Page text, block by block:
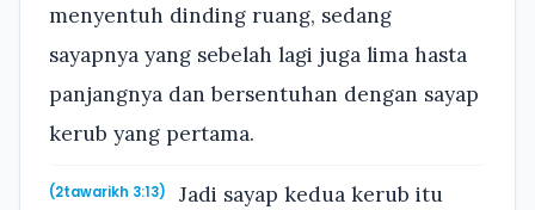
menyentuh dinding ruang, sedang
sayapnya yang sebelah lagi juga lima hasta
panjangnya dan bersentuhan dengan sayap
kerub yang pertama.
(2tawarikh 3:13)
Jadi sayap kedua kerub itu